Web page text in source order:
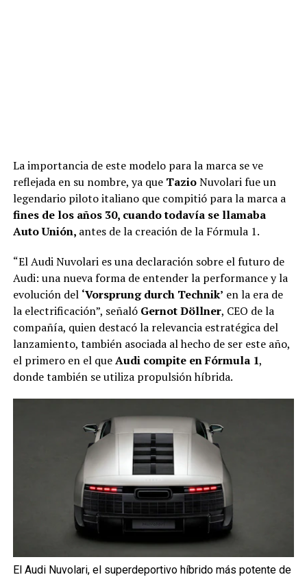
La importancia de este modelo para la marca se ve
reflejada en su nombre, ya que TazioNuvolari fue un
legendario piloto italiano que compitió para la marca a
fines de los años 30, cuando todavía se llamaba
Auto Unión, antes de la creación de la Fórmula 1.
“El Audi Nuvolari es una declaración sobre el futuro de
Audi: una nueva forma de entender la performance y la
evolución del ‘Vorsprung durch Technik’ en la era de
la electrificación”, señaló Gernot Döllner, CEO de la
compañía, quien destacó la relevancia estratégica del
lanzamiento, también asociada al hecho de ser este año,
el primero en el queAudi compite en Fórmula 1,
donde también se utiliza propulsión híbrida.
El Audi Nuvolari, el superdeportivo híbrido más potente de